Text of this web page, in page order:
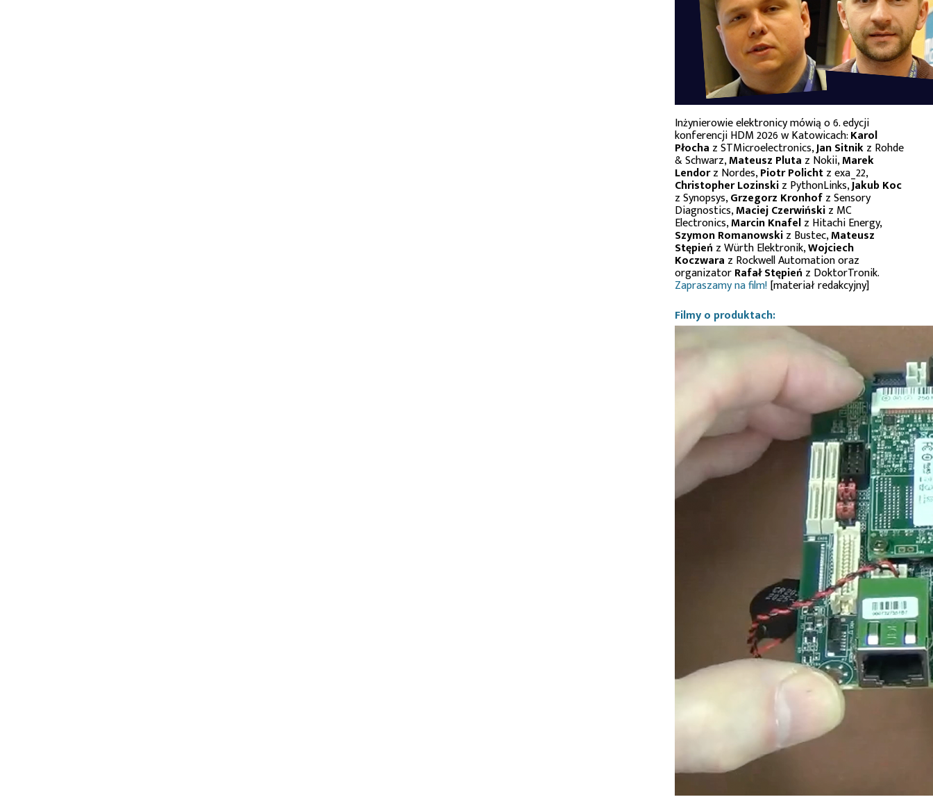
Inżynierowie elektronicy mówią o 6. edycji
konferencji HDM 2026 w Katowicach:Karol
Płocha z STMicroelectronics,Jan Sitnikz Rohde
& Schwarz,Mateusz Pluta z Nokii,Marek
Lendorz Nordes,Piotr Polichtz exa_22,
Christopher Lozinskiz PythonLinks,Jakub Koc
z Synopsys,Grzegorz Kronhofz Sensory
Diagnostics,Maciej Czerwińskiz MC
Electronics,Marcin Knafelz Hitachi Energy,
Szymon Romanowskiz Bustec,Mateusz
Stępień z Würth Elektronik,Wojciech
Koczwara z Rockwell Automation oraz
organizatorRafał Stępień z DoktorTronik.
Zapraszamy na film![materiał redakcyjny]
Filmy o produktach: